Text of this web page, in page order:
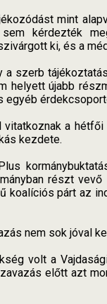
mint
kérdezték
ki, és a
szerb
helyett újabb
a
kezdete.
részt
koalíciós párt az
nem sok jóval
volt a
előtt azt